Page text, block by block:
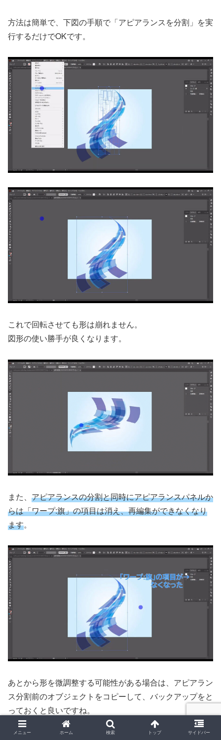
方法は簡単で、下図の手順で「アピアランスを分割」を実
行するだけでOKです。
これで回転させても形は崩れません。
図形の使い勝手が良くなります。
また、 アピアランスの分割と同時にアピアランスパネルか
らは「ワープ:旗」の項目は消え、再編集ができなくなり
ます。
あとから形を微調整する可能性がある場合は、アピアラン
ス分割前のオブジェクトをコピーして、バックアップをと
っておくと良いですね。
メニュー ホーム 検索 トップ サイドバー